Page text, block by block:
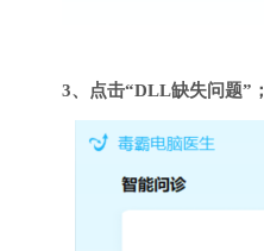
3、点击“DLL缺失问题”；